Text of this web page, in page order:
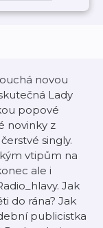
novou
Lady
popové
novinky z
singly.
vtipům na
ale i
Jak
do rána? Jak
publicistka